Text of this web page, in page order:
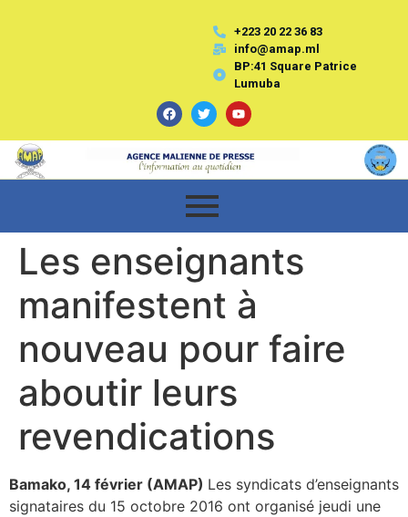
+223 20 22 36 83
info@amap.ml
BP:41 Square Patrice
Lumuba
Les enseignants
manifestent à
nouveau pour faire
aboutir leurs
revendications
Bamako, 14 février (AMAP) Les syndicats d’enseignants
signataires du 15 octobre 2016 ont organisé jeudi une